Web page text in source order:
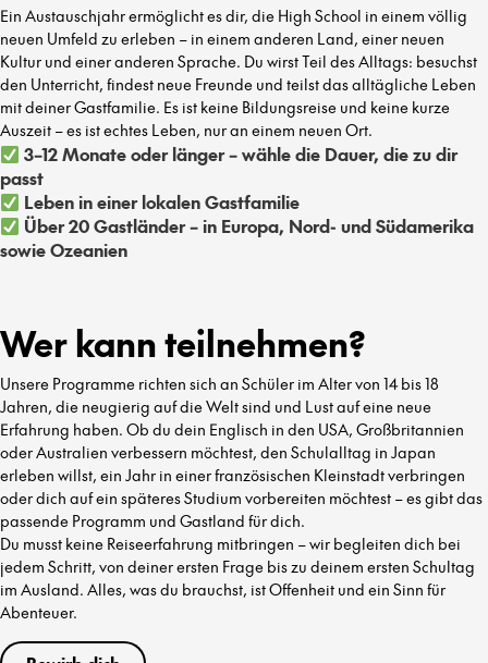
Ein Austauschjahr ermöglicht es dir, die High School in einem völlig
neuen Umfeld zu erleben – in einem anderen Land, einer neuen
Kultur und einer anderen Sprache. Du wirst Teil des Alltags: besuchst
den Unterricht, findest neue Freunde und teilst das alltägliche Leben
mit deiner Gastfamilie. Es ist keine Bildungsreise und keine kurze
Auszeit – es ist echtes Leben, nur an einem neuen Ort.
3–12 Monate oder länger – wähle die Dauer, die zu dir
passt
Leben in einer lokalen Gastfamilie
Über 20 Gastländer – in Europa, Nord- und Südamerika
sowie Ozeanien
Wer kann teilnehmen?
Unsere Programme richten sich an Schüler im Alter von 14 bis 18
Jahren, die neugierig auf die Welt sind und Lust auf eine neue
Erfahrung haben. Ob du dein Englisch in den USA, Großbritannien
oder Australien verbessern möchtest, den Schulalltag in Japan
erleben willst, ein Jahr in einer französischen Kleinstadt verbringen
oder dich auf ein späteres Studium vorbereiten möchtest – es gibt das
passende Programm und Gastland für dich.
Du musst keine Reiseerfahrung mitbringen – wir begleiten dich bei
jedem Schritt, von deiner ersten Frage bis zu deinem ersten Schultag
im Ausland. Alles, was du brauchst, ist Offenheit und ein Sinn für
Abenteuer.